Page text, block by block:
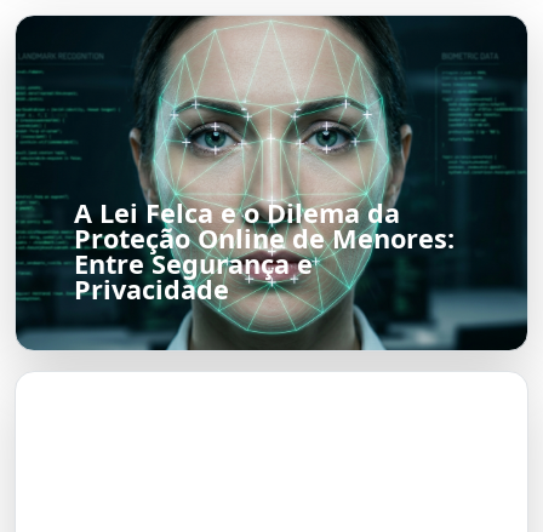
A Lei Felca e o Dilema da
Proteção Online de Menores:
Entre Segurança e
Privacidade